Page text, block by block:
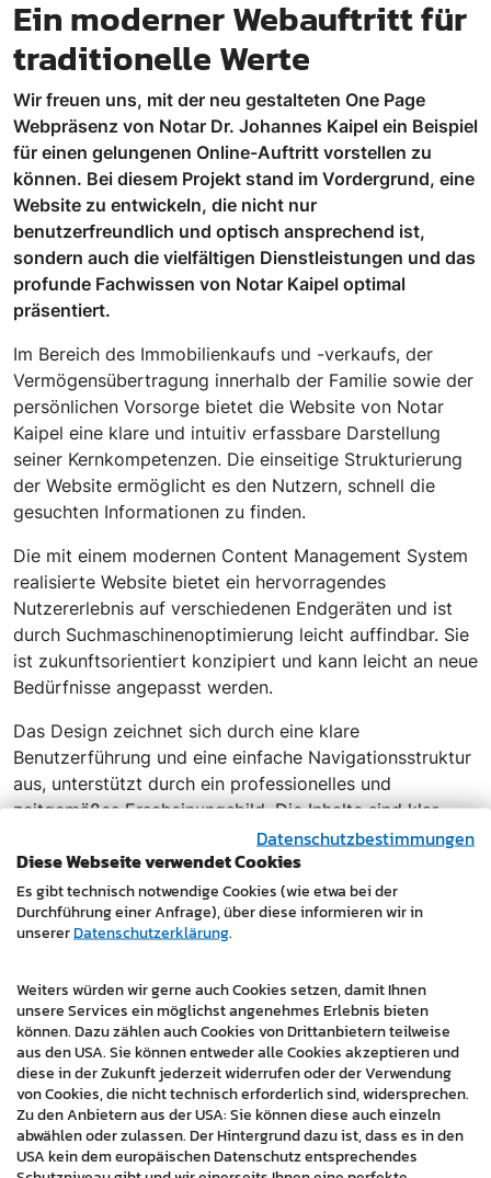
Ein moderner Webauftritt für
traditionelle Werte
Wir freuen uns, mit der neu gestalteten One Page
Webpräsenz von Notar Dr. Johannes Kaipel ein Beispiel
für einen gelungenen Online-Auftritt vorstellen zu
können. Bei diesem Projekt stand im Vordergrund, eine
Website zu entwickeln, die nicht nur
benutzerfreundlich und optisch ansprechend ist,
sondern auch die vielfältigen Dienstleistungen und das
profunde Fachwissen von Notar Kaipel optimal
präsentiert.
Im Bereich des Immobilienkaufs und -verkaufs, der
Vermögensübertragung innerhalb der Familie sowie der
persönlichen Vorsorge bietet die Website von Notar
Kaipel eine klare und intuitiv erfassbare Darstellung
seiner Kernkompetenzen. Die einseitige Strukturierung
der Website ermöglicht es den Nutzern, schnell die
gesuchten Informationen zu finden.
Die mit einem modernen Content Management System
realisierte Website bietet ein hervorragendes
Nutzererlebnis auf verschiedenen Endgeräten und ist
durch Suchmaschinenoptimierung leicht auffindbar. Sie
ist zukunftsorientiert konzipiert und kann leicht an neue
Bedürfnisse angepasst werden.
Das Design zeichnet sich durch eine klare
Benutzerführung und eine einfache Navigationsstruktur
aus, unterstützt durch ein professionelles und
zeitgemäßes Erscheinungsbild. Die Inhalte sind klar
strukturiert und machen es dem Besucher leicht, sich
einen umfassenden Überblick über die Fachkompetenz
von Notar Kaipel zu verschaffen.
Für Entscheider und Verantwortliche in kleinen und
Internetauftritt von Notar Dr. Johannes Kaipel nicht nur
eine Informationsquelle, sondern auch einen erheblichen
Mehrwert in der digitalen Darstellung des Notariats. Sie
zeigt eindrucksvoll, wie ein durchdachter Online-Auftritt
die Erreichung unternehmerischer Ziele wirkungsvoll
unterstützen kann.
https://www.notar-kaipel.at/
Datenschutzbestimmungen
Diese Webseite verwendet Cookies
Es gibt technisch notwendige Cookies (wie etwa bei der
Durchführung einer Anfrage), über diese informieren wir in
unsererDatenschutzerklärung.
Weiters würden wir gerne auch Cookies setzen, damit Ihnen
unsere Services ein möglichst angenehmes Erlebnis bieten
können. Dazu zählen auch Cookies von Drittanbietern teilweise
aus den USA. Sie können entweder alle Cookies akzeptieren und
diese in der Zukunft jederzeit widerrufen oder der Verwendung
von Cookies, die nicht technisch erforderlich sind, widersprechen.
Zu den Anbietern aus der USA: Sie können diese auch einzeln
abwählen oder zulassen. Der Hintergrund dazu ist, dass es in den
USA kein dem europäischen Datenschutz entsprechendes